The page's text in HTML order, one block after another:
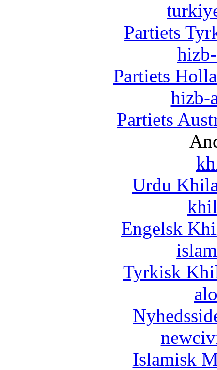
Partiets
Partiets
hizb-
Partiets
Urdu
Engelsk
Tyrkisk
Islamisk